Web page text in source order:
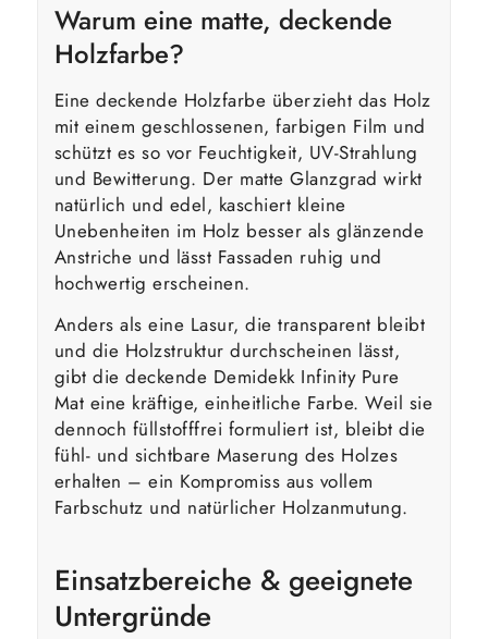
Warum eine matte, deckende
Holzfarbe?
Eine deckende Holzfarbe überzieht das Holz
mit einem geschlossenen, farbigen Film und
schützt es so vor Feuchtigkeit, UV-Strahlung
und Bewitterung. Der matte Glanzgrad wirkt
natürlich und edel, kaschiert kleine
Unebenheiten im Holz besser als glänzende
Anstriche und lässt Fassaden ruhig und
hochwertig erscheinen.
Anders als eine Lasur, die transparent bleibt
und die Holzstruktur durchscheinen lässt,
gibt die deckende Demidekk Infinity Pure
Mat eine kräftige, einheitliche Farbe. Weil sie
dennoch füllstofffrei formuliert ist, bleibt die
fühl- und sichtbare Maserung des Holzes
erhalten – ein Kompromiss aus vollem
Farbschutz und natürlicher Holzanmutung.
Einsatzbereiche & geeignete
Untergründe